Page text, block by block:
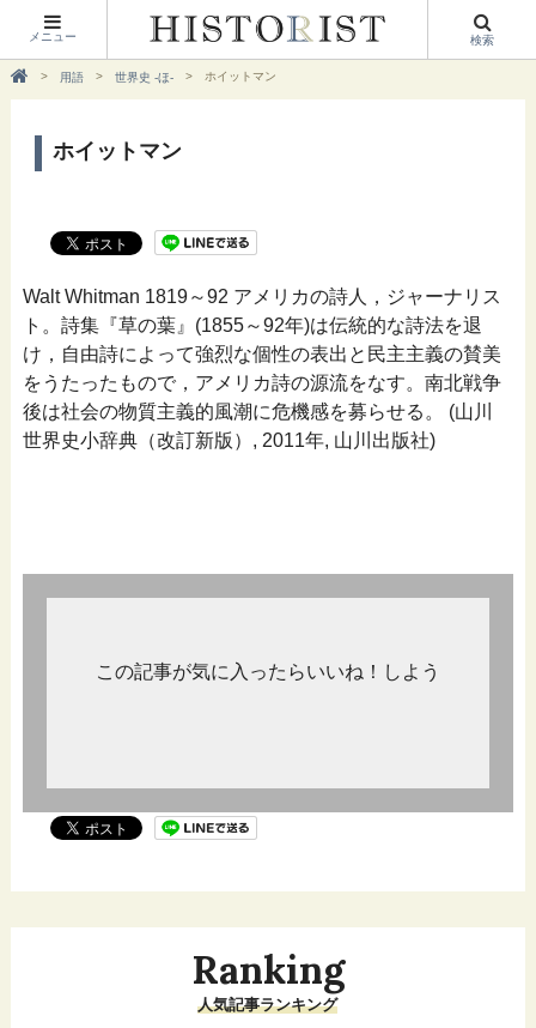
メニュー 検索
用語 世界史 -ほ- ホイットマン
ホイットマン
Walt Whitman 1819～92 アメリカの詩人，ジャーナリス
ト。詩集『草の葉』(1855～92年)は伝統的な詩法を退
け，自由詩によって強烈な個性の表出と民主主義の賛美
をうたったもので，アメリカ詩の源流をなす。南北戦争
後は社会の物質主義的風潮に危機感を募らせる。 (山川
世界史小辞典（改訂新版）, 2011年, 山川出版社)
この記事が気に入ったらいいね！しよう
Ranking
人気記事ランキング